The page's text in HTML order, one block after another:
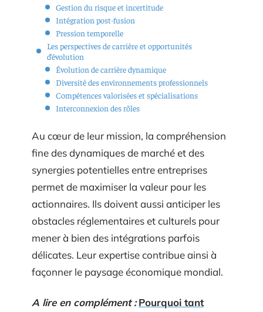
Gestion du risque et incertitude
Intégration post-fusion
Pression temporelle
Les perspectives de carrière et opportunités
d’évolution
Évolution de carrière dynamique
Diversité des environnements professionnels
Compétences valorisées et spécialisations
Interconnexion des rôles
Au cœur de leur mission, la compréhension
fine des dynamiques de marché et des
synergies potentielles entre entreprises
permet de maximiser la valeur pour les
actionnaires. Ils doivent aussi anticiper les
obstacles réglementaires et culturels pour
mener à bien des intégrations parfois
délicates. Leur expertise contribue ainsi à
façonner le paysage économique mondial.
A lire en complément : Pourquoi tant